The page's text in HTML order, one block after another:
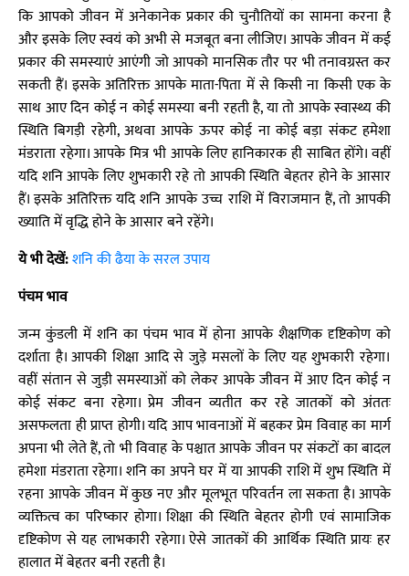
कि आपको जीवन में अनेकानेक प्रकार की चुनौतियों का सामना करना है
और इसके लिए स्वयं को अभी से मजबूत बना लीजिए। आपके जीवन में कई
प्रकार की समस्याएं आएंगी जो आपको मानसिक तौर पर भी तनावग्रस्त कर
सकती हैं। इसके अतिरिक्त आपके माता-पिता में से किसी ना किसी एक के
साथ आए दिन कोई न कोई समस्या बनी रहती है, या तो आपके स्वास्थ्य की
स्थिति बिगड़ी रहेगी, अथवा आपके ऊपर कोई ना कोई बड़ा संकट हमेशा
मंडराता रहेगा। आपके मित्र भी आपके लिए हानिकारक ही साबित होंगे। वहीं
यदि शनि आपके लिए शुभकारी रहे तो आपकी स्थिति बेहतर होने के आसार
हैं। इसके अतिरिक्त यदि शनि आपके उच्च राशि में विराजमान हैं, तो आपकी
ख्याति में वृद्धि होने के आसार बने रहेंगे।
ये भी देखें:शनि की ढैया के सरल उपाय
पंचम भाव
जन्म कुंडली में शनि का पंचम भाव में होना आपके शैक्षणिक दृष्टिकोण को
दर्शाता है। आपकी शिक्षा आदि से जुड़े मसलों के लिए यह शुभकारी रहेगा।
वहीं संतान से जुड़ी समस्याओं को लेकर आपके जीवन में आए दिन कोई न
कोई संकट बना रहेगा। प्रेम जीवन व्यतीत कर रहे जातकों को अंततः
असफलता ही प्राप्त होगी। यदि आप भावनाओं में बहकर प्रेम विवाह का मार्ग
अपना भी लेते हैं, तो भी विवाह के पश्चात आपके जीवन पर संकटों का बादल
हमेशा मंडराता रहेगा। शनि का अपने घर में या आपकी राशि में शुभ स्थिति में
रहना आपके जीवन में कुछ नए और मूलभूत परिवर्तन ला सकता है। आपके
व्यक्तित्व का परिष्कार होगा। शिक्षा की स्थिति बेहतर होगी एवं सामाजिक
दृष्टिकोण से यह लाभकारी रहेगा। ऐसे जातकों की आर्थिक स्थिति प्रायः हर
हालात में बेहतर बनी रहती है।